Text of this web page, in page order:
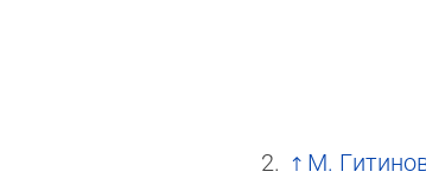
М.